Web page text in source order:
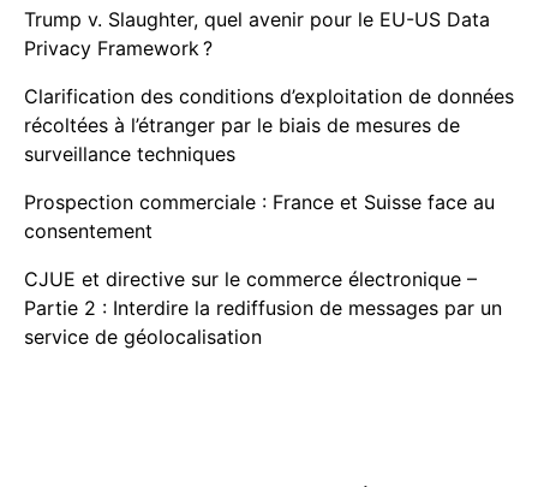
Trump v. Slaughter, quel avenir pour le EU-US Data
Privacy Framework ?
Clarification des conditions d’exploitation de données
récoltées à l’étranger par le biais de mesures de
surveillance techniques
Prospection commerciale : France et Suisse face au
consentement
CJUE et directive sur le commerce électronique –
Partie 2 : Interdire la rediffusion de messages par un
service de géolocalisation